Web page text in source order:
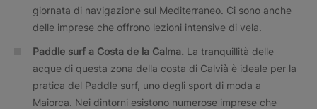
giornata di navigazione sul Mediterraneo. Ci sono anche
delle imprese che offrono lezioni intensive di vela.
Paddle surf a Costa de la Calma. La tranquillità delle
acque di questa zona della costa di Calvià è ideale per la
pratica del Paddle surf, uno degli sport di moda a
Maiorca. Nei dintorni esistono numerose imprese che